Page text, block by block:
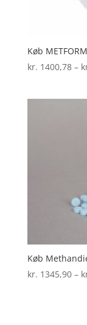
Køb
kr. 1400,78 –
Køb
kr. 1345,90 –